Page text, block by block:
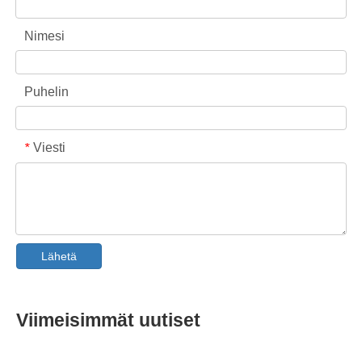
Nimesi
Puhelin
* Viesti
Lähetä
Viimeisimmät uutiset